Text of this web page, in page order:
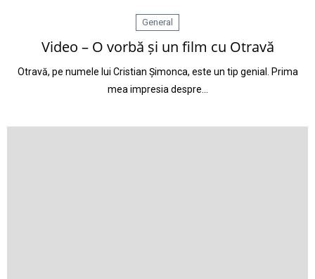
General
Video – O vorbă și un film cu Otravă
Otravă, pe numele lui Cristian Șimonca, este un tip genial. Prima
mea impresia despre…